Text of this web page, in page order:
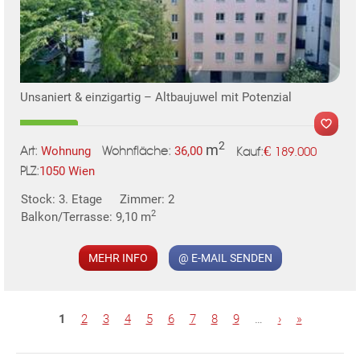
Unsaniert & einzigartig – Altbaujuwel mit Potenzial
Art: Wohnung Wohnfläche: 36,00 m2 Kauf:€ 189.000
PLZ:1050 Wien
Stock: 3. Etage
Zimmer: 2
Balkon/Terrasse: 9,10 m2
MEHR INFO @ E-MAIL SENDEN
1 2 3 4 5 6 7 8 9 … › »